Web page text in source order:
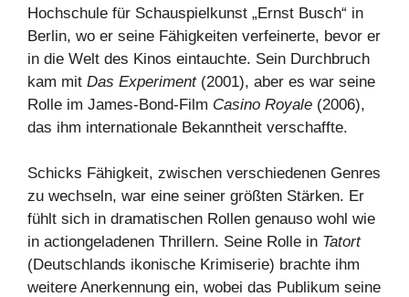
Hochschule für Schauspielkunst „Ernst Busch“ in
Berlin, wo er seine Fähigkeiten verfeinerte, bevor er
in die Welt des Kinos eintauchte. Sein Durchbruch
kam mit Das Experiment(2001), aber es war seine
Rolle im James-Bond-Film Casino Royale (2006),
das ihm internationale Bekanntheit verschaffte.
Schicks Fähigkeit, zwischen verschiedenen Genres
zu wechseln, war eine seiner größten Stärken. Er
fühlt sich in dramatischen Rollen genauso wohl wie
in actiongeladenen Thrillern. Seine Rolle in Tatort
(Deutschlands ikonische Krimiserie) brachte ihm
weitere Anerkennung ein, wobei das Publikum seine